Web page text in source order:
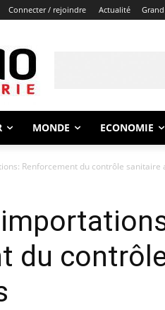
Connecter / rejoindre Actualité
MONDE ECONOMIE
Renforcement du contrôle sanitaire
du